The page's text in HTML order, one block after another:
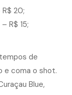
20;
R$ 15;
de
e coma o shot.
Blue,